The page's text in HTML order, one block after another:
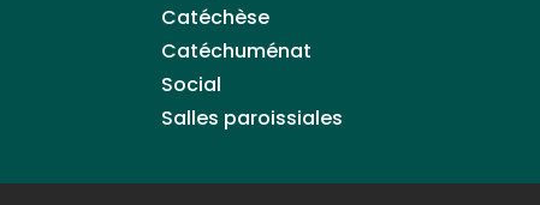
Catéchèse
Catéchuménat
Social
Salles paroissiales